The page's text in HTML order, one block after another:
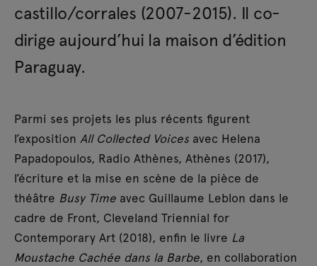
castillo/corrales (2007-2015). Il co-
dirige aujourd’hui la maison d’édition
Paraguay.
Parmi ses projets les plus récents figurent
l’exposition All Collected Voices avec Helena
Papadopoulos, Radio Athènes, Athènes (2017),
l’écriture et la mise en scène de la pièce de
théâtre Busy Time avec Guillaume Leblon dans le
cadre de Front, Cleveland Triennial for
Contemporary Art (2018), enfin le livre La
Moustache Cachée dans la Barbe, en collaboration